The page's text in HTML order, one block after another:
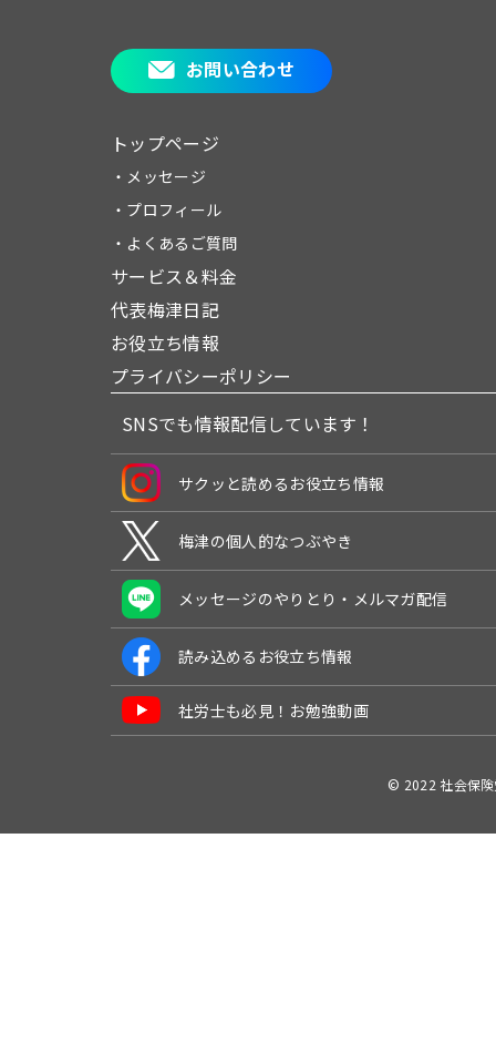
お問い合わせ
トップページ
・メッセージ
・プロフィール
・よくあるご質問
サービス＆料金
代表梅津日記
お役立ち情報
プライバシーポリシー
SNSでも情報配信しています！
サクッと読めるお役立ち情報
梅津の個人的なつぶやき
メッセージのやりとり・メルマガ配信
読み込めるお役立ち情報
社労士も必見！お勉強動画
© 2022 社会保